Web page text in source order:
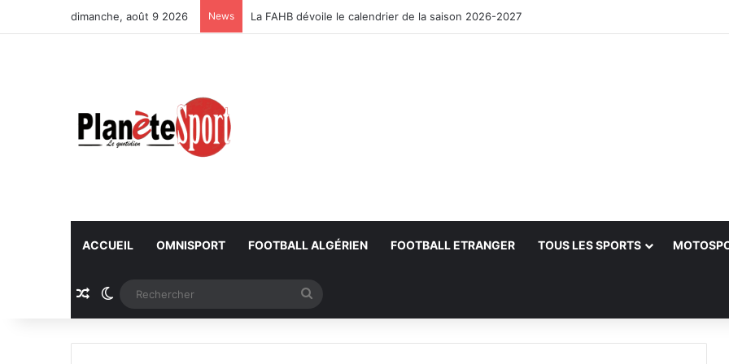
dimanche, août 9 2026 News La FAHB dévoile le calendrier de la saison 2026-2027
ACCUEIL OMNISPORT FOOTBALL ALGÉRIEN FOOTBALL ETRANGER TOUS LES SPORTS
Article Aléatoire
Switch skin